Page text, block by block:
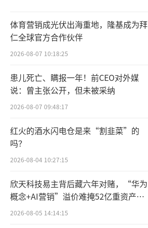
至此，金龙鱼、中粮集团
系变得更加紧密了。
公开资料显示，成立于
团，是“中国花生油第一品牌
生产基地，横跨食用油、调味
行业，食用油年生产能力150万
产能力30万吨、米面年加工能
23年的“中国民营企业500强
团以468.4638亿元位列第256
根据“2023山东创富榜”
创始人孙孟全家族财富估值
体育营销成光伏出海重地，隆基成为拜
仁全球官方合作伙伴
2026-08-07 10:18:25
患儿死亡、瞒报一年！前CEO对外媒
说：曾主张公开，但未被采纳
2026-08-07 09:48:17
红火的酒水闪电仓是来“割韭菜”的
吗？
2026-08-04 10:27:15
欣天科技易主背后藏六年对赌，“华为
概念+AI营销”溢价难掩52亿重资产考
验
2026-08-05 14:14:15